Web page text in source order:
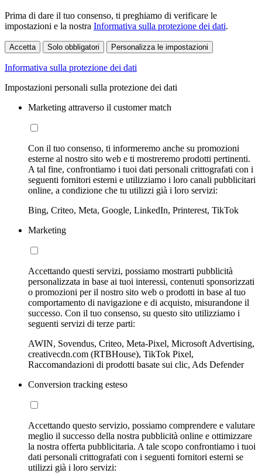
Prima di dare il tuo consenso, ti preghiamo di verificare le
impostazioni e la nostra Informativa sulla protezione dei dati.
Accetta Solo obbligatori Personalizza le impostazioni
Informativa sulla protezione dei dati
Impostazioni personali sulla protezione dei dati
Marketing attraverso il customer match
Con il tuo consenso, ti informeremo anche su promozioni
esterne al nostro sito web e ti mostreremo prodotti pertinenti.
A tal fine, confrontiamo i tuoi dati personali crittografati con i
seguenti fornitori esterni e utilizziamo i loro canali pubblicitari
online, a condizione che tu utilizzi già i loro servizi:
Bing, Criteo, Meta, Google, LinkedIn, Printerest, TikTok
Marketing
Accettando questi servizi, possiamo mostrarti pubblicità
personalizzata in base ai tuoi interessi, contenuti sponsorizzati
o promozioni per il nostro sito web o prodotti in base al tuo
comportamento di navigazione e di acquisto, misurandone il
successo. Con il tuo consenso, su questo sito utilizziamo i
seguenti servizi di terze parti:
AWIN, Sovendus, Criteo, Meta-Pixel, Microsoft Advertising,
creativecdn.com (RTBHouse), TikTok Pixel,
Raccomandazioni di prodotti basate sui clic, Ads Defender
Conversion tracking esteso
Accettando questo servizio, possiamo comprendere e valutare
meglio il successo della nostra pubblicità online e ottimizzare
la nostra offerta pubblicitaria. A tale scopo confrontiamo i tuoi
dati personali crittografati con i seguenti fornitori esterni se
utilizzi già i loro servizi: